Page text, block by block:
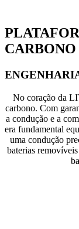
CARBONO
No coração da
carbono. Com
a condução e a
era fundamental
uma condução
baterias